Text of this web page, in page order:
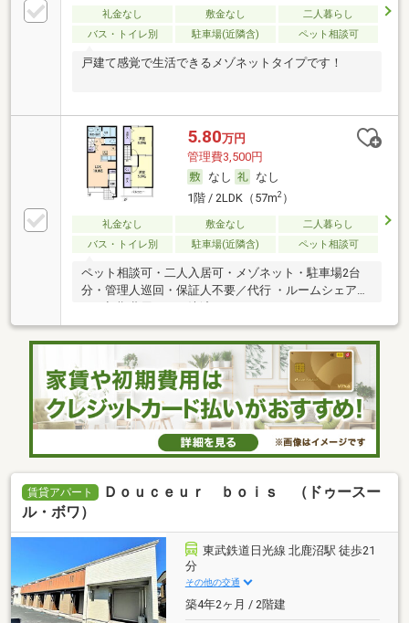
礼金なし 敷金なし
二人暮らし
バス・トイレ別
駐車場(近隣含) ペット相談可
戸建て感覚で生活できるメゾネットタイプです！
5.80万円
管理費3,500円
なし
なし
1階 / 2LDK（57m2）
礼金なし 敷金なし
二人暮らし
バス・トイレ別
駐車場(近隣含) ペット相談可
ペット相談可・二人入居可・メゾネット・駐車場2台
分・管理人巡回・保証人不要／代行 ・ルームシェア
可・初期費用カード決済可
賃貸アパート
Ｄｏｕｃｅｕｒ ｂｏｉｓ （ドゥースー
ル・ボワ）
東武鉄道日光線 北鹿沼駅 徒歩21
分
その他の交通
築4年2ヶ月 / 2階建